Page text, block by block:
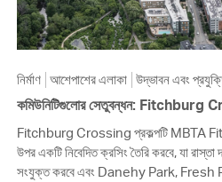
নির্মাণ আশেপাশের এলাকা উদ্ভাবন এবং
কমিউনিটিগুলোর সেতুবন্ধন: Fitchburg
Fitchburg Crossing প্রকল্পটি MBTA
উপর একটি নিবেদিত ক্রসিং তৈরি করবে, যা
সংযুক্ত করবে এবং Danehy Park, Fresh